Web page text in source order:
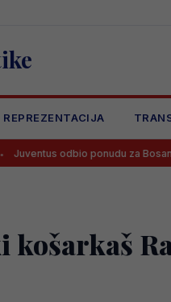
REPREZENTACIJA
ponudu za Bosanca, imaju jasan